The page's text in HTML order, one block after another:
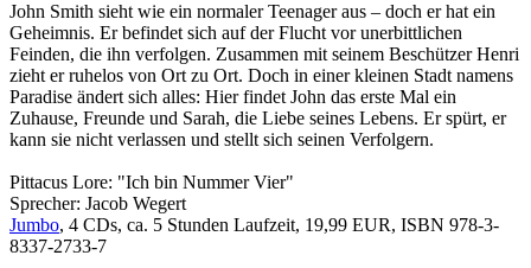
John Smith sieht wie ein normaler Teenager aus – doch er hat ein
Geheimnis. Er befindet sich auf der Flucht vor unerbittlichen
Feinden, die ihn verfolgen. Zusammen mit seinem Beschützer Henri
zieht er ruhelos von Ort zu Ort. Doch in einer kleinen Stadt namens
Paradise ändert sich alles: Hier findet John das erste Mal ein
Zuhause, Freunde und Sarah, die Liebe seines Lebens. Er spürt, er
kann sie nicht verlassen und stellt sich seinen Verfolgern.
Pittacus Lore: "Ich bin Nummer Vier"
Sprecher: Jacob Wegert
Jumbo, 4 CDs, ca. 5 Stunden Laufzeit, 19,99 EUR, ISBN 978-3-
8337-2733-7